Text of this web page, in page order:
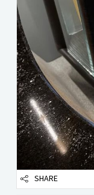
SHARE